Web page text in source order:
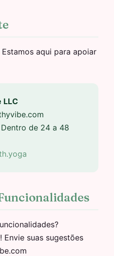
aqui para apoiar
LLC
de 24 a 48
suas sugestões